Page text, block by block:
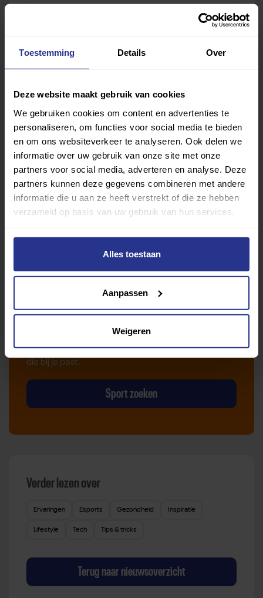
Toestemming Details Over
Deze website maakt gebruik van cookies
We gebruiken cookies om content en advertenties te
personaliseren, om functies voor social media te bieden
en om ons websiteverkeer te analyseren. Ook delen we
informatie over uw gebruik van onze site met onze
partners voor social media, adverteren en analyse. Deze
partners kunnen deze gegevens combineren met andere
informatie die u aan ze heeft verstrekt of die ze hebben
verzameld op basis van uw gebruik van hun services.
Alles toestaan
Aanpassen
Weigeren
Van atletiek tot zwemmen: met onze Sportzoeker
vind je gemakkelijk jouw favoriete sport of activiteit.
Met meer dan 4250 sportclubs is er altijd een sport
die bij je past.
Sport zoeken
Verder lezen over
Ervaringen Esports Gezondheid Inspiratie
Lifestyle Tech Tips & tricks
Terug naar nieuwsoverzicht